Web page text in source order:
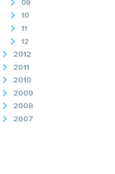
09
10
11
12
2012
2011
2010
2009
2008
2007